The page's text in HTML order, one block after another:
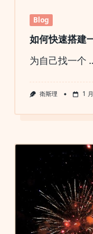
Blog
如何快速搭建
为自己找一个
衛斯理 1